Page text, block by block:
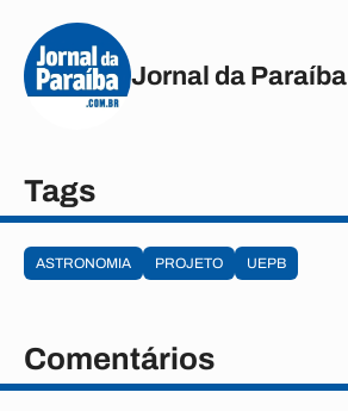
Jornal da Paraíba
Tags
ASTRONOMIA PROJETO UEPB
Comentários